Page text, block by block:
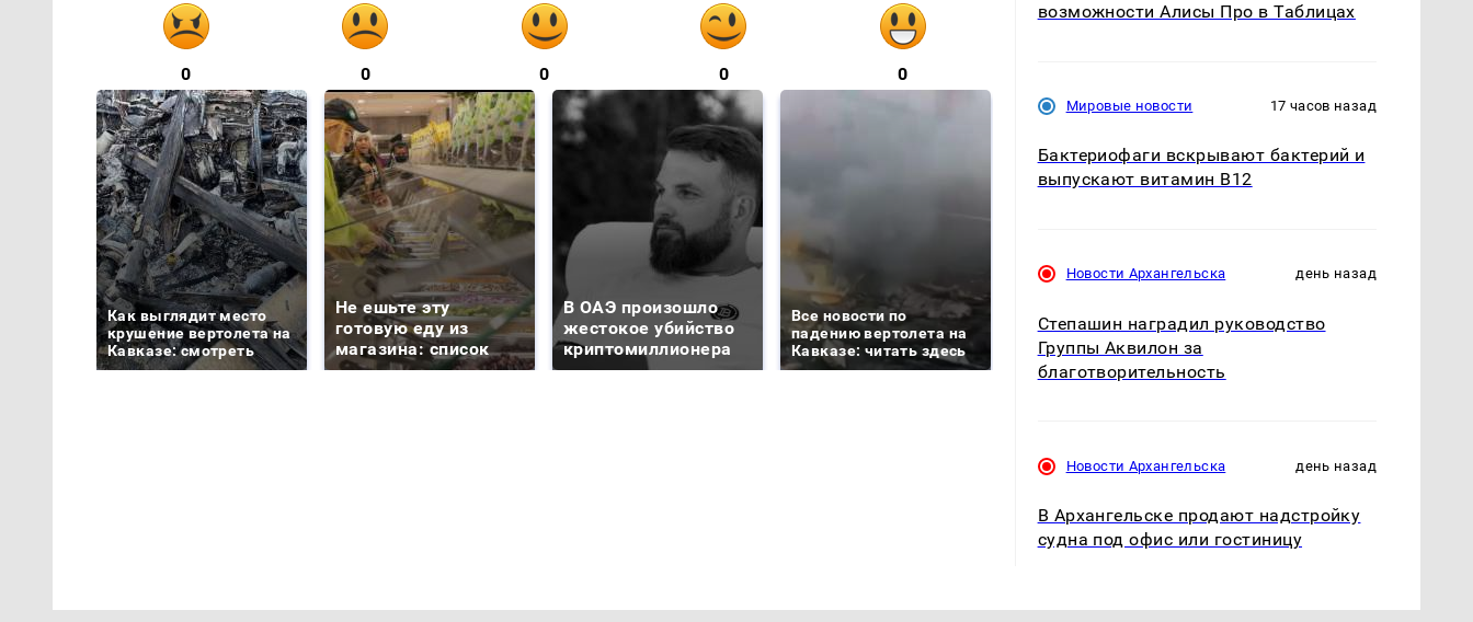
0 0 0 0 0
Как выглядит место
крушение вертолета на
Кавказе: смотреть
Не ешьте эту
готовую еду из
магазина: список
В ОАЭ произошло
жестокое убийство
криптомиллионера
Все новости по
падению вертолета на
Кавказе: читать здесь
было с 1945: чего
ждать всем нам?
ажиотаж из-за этого
возможности Алисы Про в Таблицах
Мировые новости 17 часов назад
Бактериофаги вскрывают бактерий и
выпускают витамин B12
Новости Архангельска день назад
Степашин наградил руководство
Группы Аквилон за
благотворительность
Новости Архангельска день назад
В Архангельске продают надстройку
судна под офис или гостиницу